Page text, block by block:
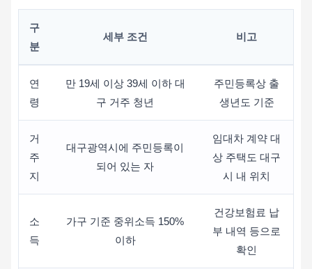
구
분
세부 조건 비고
연
령
만 19세 이상 39세 이하 대
구 거주 청년
주민등록상 출
생년도 기준
거
주
지
대구광역시에 주민등록이
되어 있는 자
임대차 계약 대
상 주택도 대구
시 내 위치
소
득
가구 기준 중위소득 150%
이하
건강보험료 납
부 내역 등으로
확인